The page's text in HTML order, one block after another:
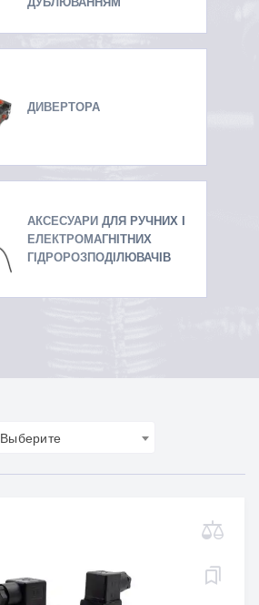
ДИВЕРТОРА
АКСЕСУАРИ ДЛЯ РУЧНИХ І
ЕЛЕКТРОМАГНІТНИХ
ГІДРОРОЗПОДІЛЮВАЧІВ
Выберите